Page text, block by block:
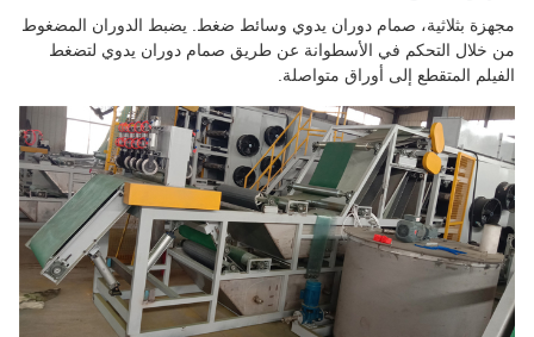
مجهزة بثلاثية، صمام دوران يدوي وسائط ضغط. يضبط الدوران المضغوط
من خلال التحكم في الأسطوانة عن طريق صمام دوران يدوي لتضغط
الفيلم المتقطع إلى أوراق متواصلة.